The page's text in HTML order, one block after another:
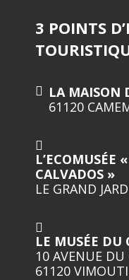
3 POINTS
LA MAISON
61120
L’ECOMUSÉE
CALVADOS »
LE GRAND
LE MUSÉE DU
10 AVENUE DU
61120